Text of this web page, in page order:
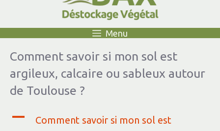
Menu
Comment savoir si mon sol est
argileux, calcaire ou sableux autour
de Toulouse ?
A
Comment savoir si mon sol est